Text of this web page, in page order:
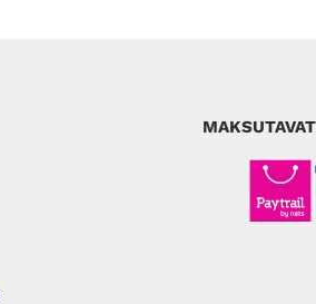
MAKSUTAVAT